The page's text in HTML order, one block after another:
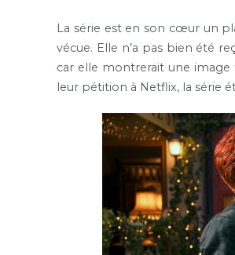
La série est en son cœur un
vécue. Elle n’a pas bien été
car elle montrerait une
leur pétition à Netflix, la série